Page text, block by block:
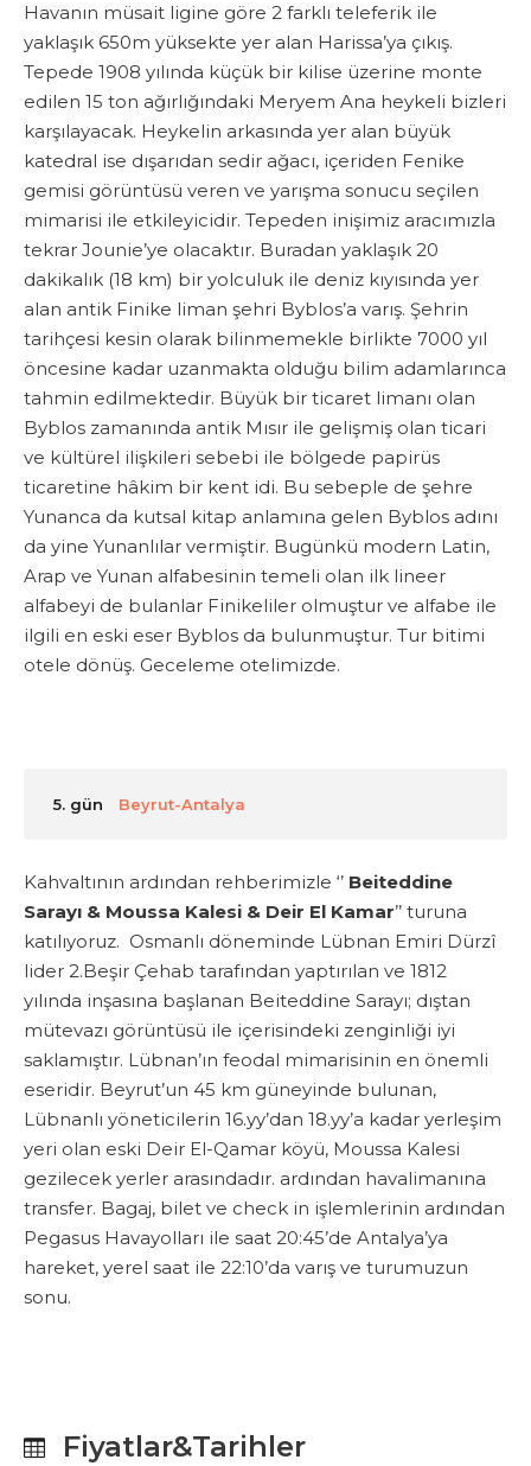
Havanın müsait ligine göre 2 farklı teleferik ile
yaklaşık 650m yüksekte yer alan Harissa’ya çıkış.
Tepede 1908 yılında küçük bir kilise üzerine monte
edilen 15 ton ağırlığındaki Meryem Ana heykeli bizleri
karşılayacak. Heykelin arkasında yer alan büyük
katedral ise dışarıdan sedir ağacı, içeriden Fenike
gemisi görüntüsü veren ve yarışma sonucu seçilen
mimarisi ile etkileyicidir. Tepeden inişimiz aracımızla
tekrar Jounie’ye olacaktır. Buradan yaklaşık 20
dakikalık (18 km) bir yolculuk ile deniz kıyısında yer
alan antik Finike liman şehri Byblos’a varış. Şehrin
tarihçesi kesin olarak bilinmemekle birlikte 7000 yıl
öncesine kadar uzanmakta olduğu bilim adamlarınca
tahmin edilmektedir. Büyük bir ticaret limanı olan
Byblos zamanında antik Mısır ile gelişmiş olan ticari
ve kültürel ilişkileri sebebi ile bölgede papirüs
ticaretine hâkim bir kent idi. Bu sebeple de şehre
Yunanca da kutsal kitap anlamına gelen Byblos adını
da yine Yunanlılar vermiştir. Bugünkü modern Latin,
Arap ve Yunan alfabesinin temeli olan ilk lineer
alfabeyi de bulanlar Finikeliler olmuştur ve alfabe ile
ilgili en eski eser Byblos da bulunmuştur. Tur bitimi
otele dönüş. Geceleme otelimizde.
5. gün Beyrut-Antalya
Kahvaltının ardından rehberimizle ‘’ Beiteddine
Sarayı & Moussa Kalesi & Deir El Kamar’’ turuna
katılıyoruz. Osmanlı döneminde Lübnan Emiri Dürzî
lider 2.Beşir Çehab tarafından yaptırılan ve 1812
yılında inşasına başlanan Beiteddine Sarayı; dıştan
mütevazı görüntüsü ile içerisindeki zenginliği iyi
saklamıştır. Lübnan’ın feodal mimarisinin en önemli
eseridir. Beyrut’un 45 km güneyinde bulunan,
Lübnanlı yöneticilerin 16.yy’dan 18.yy’a kadar yerleşim
yeri olan eski Deir El-Qamar köyü, Moussa Kalesi
gezilecek yerler arasındadır. ardından havalimanına
transfer. Bagaj, bilet ve check in işlemlerinin ardından
Pegasus Havayolları ile saat 20:45’de Antalya’ya
hareket, yerel saat ile 22:10’da varış ve turumuzun
sonu.
Fiyatlar&Tarihler